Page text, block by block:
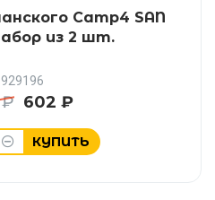
Camp4 SAN
из 2 шт.
929196
₽ 602 ₽
КУПИТЬ